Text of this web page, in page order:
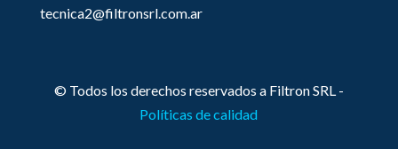
tecnica2@filtronsrl.com.ar
© Todos los derechos reservados a Filtron SRL -
Políticas de calidad